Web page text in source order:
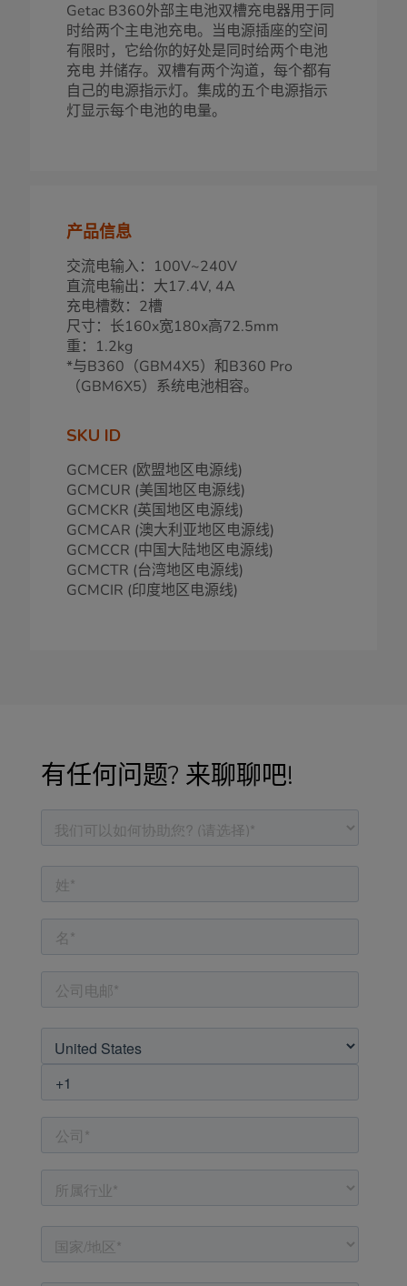
Getac B360外部主电池双槽充电器用于同
时给两个主电池充电。当电源插座的空间
有限时，它给你的好处是同时给两个电池
充电 并储存。双槽有两个沟道，每个都有
自己的电源指示灯。集成的五个电源指示
灯显示每个电池的电量。
产品信息
交流电输入：100V~240V
直流电输出：大17.4V, 4A
充电槽数：2槽
尺寸：长160x宽180x高72.5mm
重：1.2kg
*与B360（GBM4X5）和B360 Pro
（GBM6X5）系统电池相容。
SKU ID
GCMCER (欧盟地区电源线)
GCMCUR (美国地区电源线)
GCMCKR (英国地区电源线)
GCMCAR (澳大利亚地区电源线)
GCMCCR (中国大陆地区电源线)
GCMCTR (台湾地区电源线)
GCMCIR (印度地区电源线)
有任何问题? 来聊聊吧!